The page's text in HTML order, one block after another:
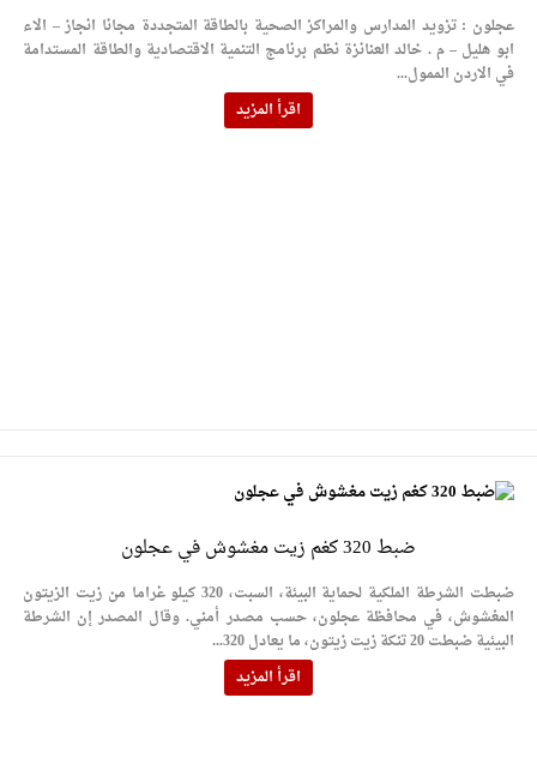
عجلون : تزويد المدارس والمراكز الصحية بالطاقة المتجددة مجانا انجاز – الاء
ابو هليل – م . خالد العنانزة نظم برنامج التنمية الاقتصادية والطاقة المستدامة
في الاردن الممول...
اقرأ المزيد
ضبط 320 كغم زيت مغشوش في عجلون
ضبطت الشرطة الملكية لحماية البيئة، السبت، 320 كيلو غراما من زيت الزيتون
المغشوش، في محافظة عجلون، حسب مصدر أمني. وقال المصدر إن الشرطة
البيئية ضبطت 20 تنكة زيت زيتون، ما يعادل 320...
اقرأ المزيد